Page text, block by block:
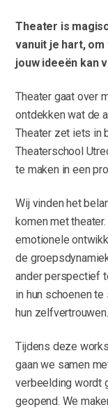
Theater is
vanuit je hart,
jouw ideeën kan
Theater gaat over
ontdekken wat de
Theater zet iets in
Theaterschool
te maken in een
Wij vinden het
komen met
emotionele
de
ander perspectief
in hun schoenen
hun zelfvertrouwen.
Tijdens deze
gaan we samen
verbeelding wordt
geopend. We